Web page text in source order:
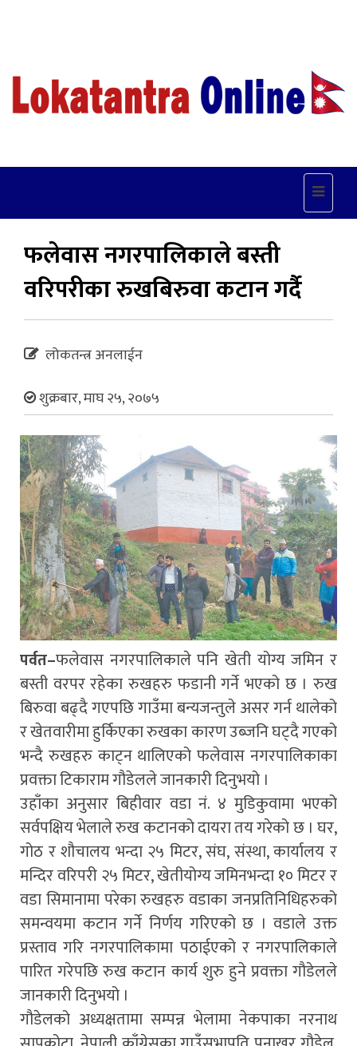
Toggle
फलेवास नगरपालिकाले बस्ती
वरिपरीका रुखबिरुवा कटान गर्दै
लोकतन्त्र अनलाईन
शुक्रबार, माघ २५, २०७५
पर्वत–फलेवास नगरपालिकाले पनि खेती योग्य जमिन र
बस्ती वरपर रहेका रुखहरु फडानी गर्ने भएको छ । रुख
बिरुवा बढ्दै गएपछि गाउँमा बन्यजन्तुले असर गर्न थालेको
र खेतवारीमा हुर्किएका रुखका कारण उब्जनि घट्दै गएको
भन्दै रुखहरु काट्न थालिएको फलेवास नगरपालिकाका
प्रवक्ता टिकाराम गौडेलले जानकारी दिनुभयो ।
उहाँका अनुसार बिहीवार वडा नं. ४ मुडिकुवामा भएको
सर्वपक्षिय भेलाले रुख कटानको दायरा तय गरेको छ । घर,
गोठ र शौचालय भन्दा २५ मिटर, संघ, संस्था, कार्यालय र
मन्दिर वरिपरी २५ मिटर, खेतीयोग्य जमिनभन्दा १० मिटर र
वडा सिमानामा परेका रुखहरु वडाका जनप्रतिनिधिहरुको
समन्वयमा कटान गर्ने निर्णय गरिएको छ । वडाले उक्त
प्रस्ताव गरि नगरपालिकामा पठाईएको र नगरपालिकाले
पारित गरेपछि रुख कटान कार्य शुरु हुने प्रवक्ता गौडेलले
जानकारी दिनुभयो ।
गौडेलको अध्यक्षतामा सम्पन्न भेलामा नेकपाका नरनाथ